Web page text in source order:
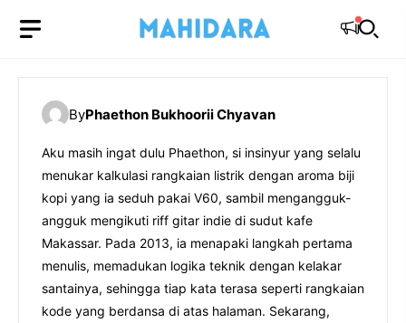
ByPhaethon Bukhoorii Chyavan
Aku masih ingat dulu Phaethon, si insinyur yang selalu
menukar kalkulasi rangkaian listrik dengan aroma biji
kopi yang ia seduh pakai V60, sambil mengangguk-
angguk mengikuti riff gitar indie di sudut kafe
Makassar. Pada 2013, ia menapaki langkah pertama
menulis, memadukan logika teknik dengan kelakar
santainya, sehingga tiap kata terasa seperti rangkaian
kode yang berdansa di atas halaman. Sekarang,